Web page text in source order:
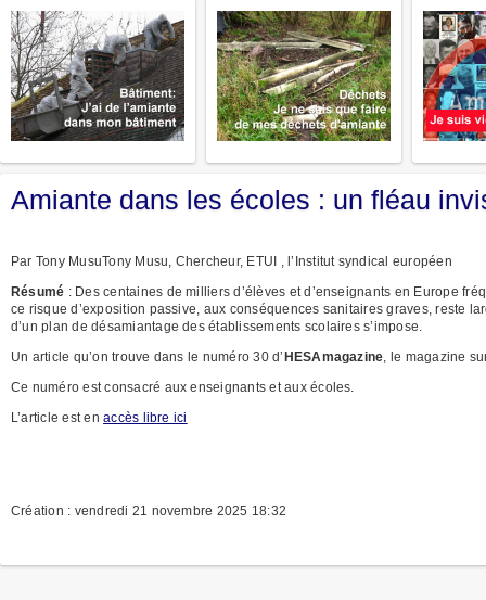
Amiante dans les écoles : un fléau
Par Tony MusuTony Musu, Chercheur, ETUI , l’Institut syndical européen
Résumé : Des centaines de milliers d’élèves et d’enseignants en Europe
ce risque d’exposition passive, aux conséquences sanitaires graves, reste
d’un plan de désamiantage des établissements scolaires s’impose.
Un article qu’on trouve dans le numéro 30 d’HESAmagazine , le magazine
Ce numéro est consacré aux enseignants et aux écoles.
L’article est enaccès libre ici
Création : vendredi 21 novembre 2025 18:32